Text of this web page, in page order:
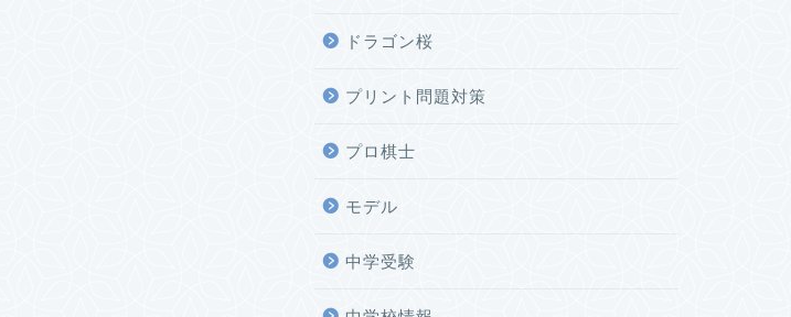
ドラゴン桜
プリント問題対策
プロ棋士
モデル
中学受験